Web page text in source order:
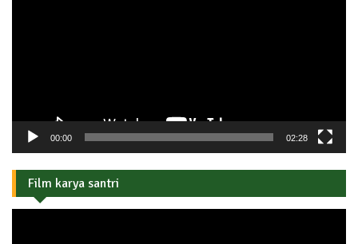
00:00 02:28
Film karya santri